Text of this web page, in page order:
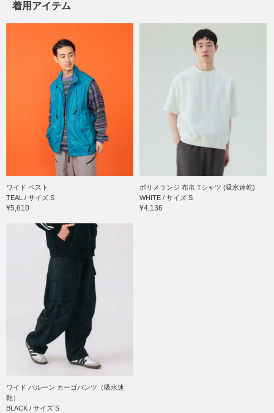
着用アイテム
ワイド ベスト
TEAL / サイズ S
¥5,610
ポリメランジ 布帛 Tシャツ (吸水速乾)
WHITE / サイズ S
¥4,136
ワイド バルーン カーゴパンツ（吸水速
乾）
BLACK / サイズ S